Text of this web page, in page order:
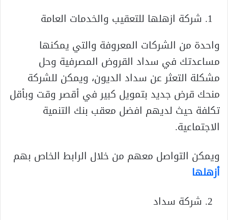
شركة ازهلها للتعقيب والخدمات العامة
واحدة من الشركات المعروفة والتي يمكنها
مساعدتك في سداد القروض المصرفية وحل
مشكلة التعثر عن سداد الديون، ويمكن للشركة
منحك قرض جديد بتمويل كبير في أقصر وقت وبأقل
تكلفة حيث لديهم افضل معقب بنك التنمية
الاجتماعية.
ويمكن التواصل معهم من خلال الرابط الخاص بهم
أزهلها
شركة سداد